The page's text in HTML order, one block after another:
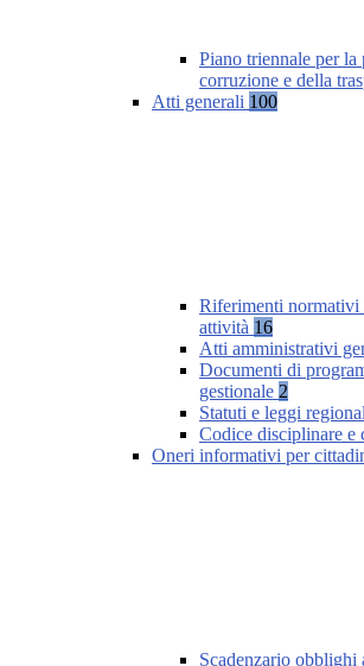
Piano triennale per la
corruzione e della
Atti generali 100
Riferimenti normativi
attività 16
Atti amministrativi
Documenti di
gestionale 2
Statuti e leggi
Codice disciplinare e
Oneri informativi per
Scadenzario obblighi